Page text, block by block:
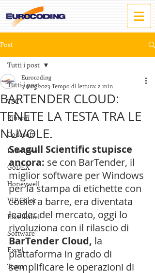
Post
Tutti i post
TSC
Ribbon
Codesoft
Labelview
GoDEX
Honeywell
VIP Color
ExcelLabel
Software
Excel
Team
Tutti i post
BARTENDER CLOUD:
TENETE LA TESTA TRA LE
NUVOLE.
Eurocoding
3 mag 2023 Tempo di lettura: 2 min
Seagull Scientific stupisce
ancora: se con BarTender, il
miglior software per Windows
per la stampa di etichette con
codici a barre, era diventata
leader del mercato, oggi lo
rivoluziona con il rilascio di
BarTender Cloud, la
piattaforma in grado di
semplificare le operazioni di